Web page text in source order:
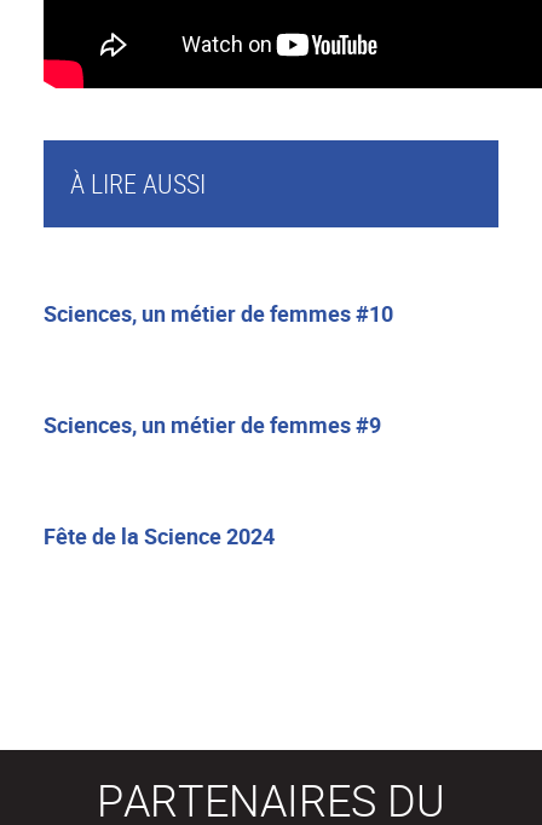
À LIRE AUSSI
Sciences, un métier de femmes #10
Sciences, un métier de femmes #9
Fête de la Science 2024
PARTENAIRES DU